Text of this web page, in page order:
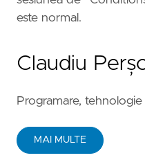
este normal.
Claudiu
Programare, tehnologie
MAI MULTE